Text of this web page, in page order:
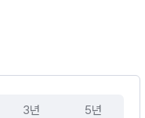
3년 5년